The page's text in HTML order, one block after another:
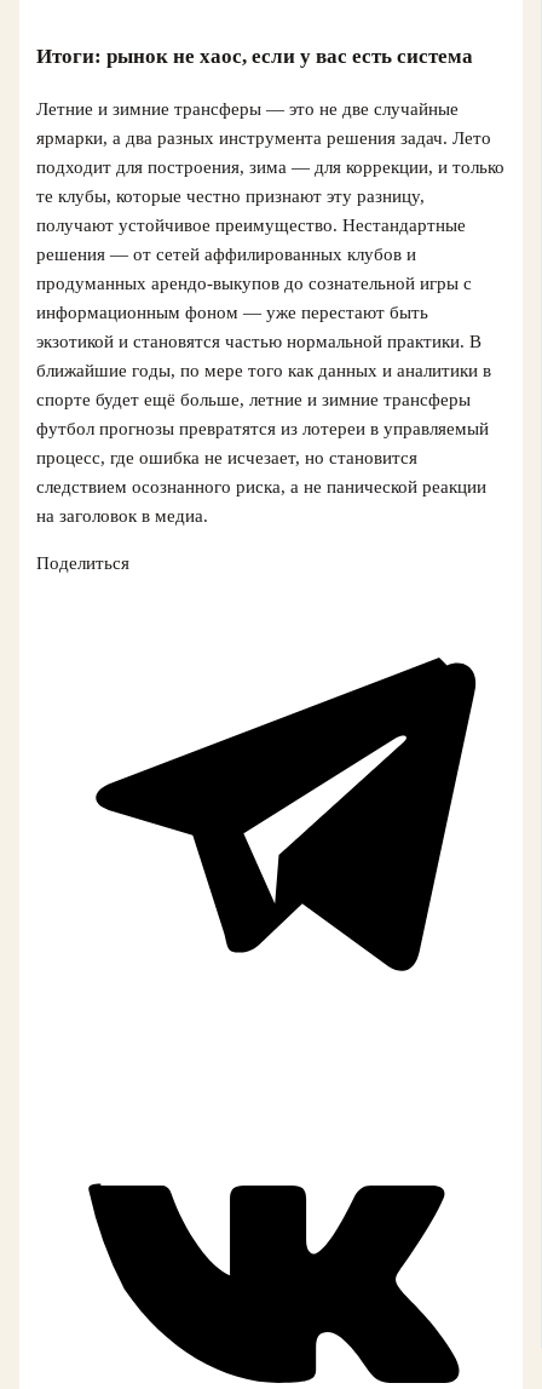
Итоги: рынок не хаос, если у вас есть система
Летние и зимние трансферы — это не две случайные
ярмарки, а два разных инструмента решения задач. Лето
подходит для построения, зима — для коррекции, и только
те клубы, которые честно признают эту разницу,
получают устойчивое преимущество. Нестандартные
решения — от сетей аффилированных клубов и
продуманных арендо-выкупов до сознательной игры с
информационным фоном — уже перестают быть
экзотикой и становятся частью нормальной практики. В
ближайшие годы, по мере того как данных и аналитики в
спорте будет ещё больше, летние и зимние трансферы
футбол прогнозы превратятся из лотереи в управляемый
процесс, где ошибка не исчезает, но становится
следствием осознанного риска, а не панической реакции
на заголовок в медиа.
Поделиться